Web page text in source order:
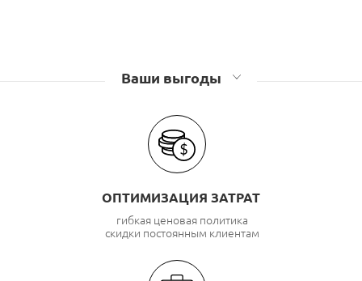
Ваши выгоды
ОПТИМИЗАЦИЯ ЗАТРАТ
гибкая ценовая политика
скидки постоянным клиентам